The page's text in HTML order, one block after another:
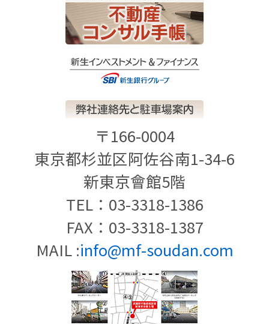
〒166-0004
東京都杉並区阿佐谷南1-34-6
新東京會館5階
TEL：03-3318-1386
FAX：03-3318-1387
MAIL :info@mf-soudan.com